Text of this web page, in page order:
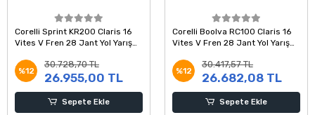
Corelli Sprint KR200 Claris 16
Vites V Fren 28 Jant Yol Yarış
%12
30.728,70 TL
26.955,00 TL
Sepete Ekle
Corelli Boolva RC100 Claris 16
Vites V Fren 28 Jant Yol Yarış
Kadro
%12
30.417,57 TL
26.682,08 TL
Sepete Ekle